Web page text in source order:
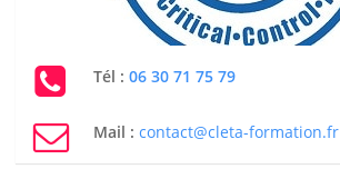
Tél : 06 30 71 75 79
Mail : contact@cleta-formation.fr